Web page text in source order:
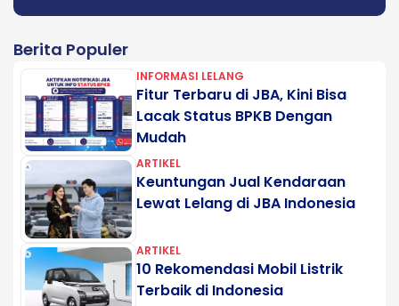
Berita Populer
INFORMASI LELANG
Fitur Terbaru di JBA, Kini Bisa
Lacak Status BPKB Dengan
Mudah
ARTIKEL
Keuntungan Jual Kendaraan
Lewat Lelang di JBA Indonesia
ARTIKEL
10 Rekomendasi Mobil Listrik
Terbaik di Indonesia